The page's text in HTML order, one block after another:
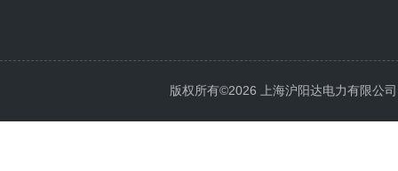
版权所有©2026 上海沪阳达电力有限公